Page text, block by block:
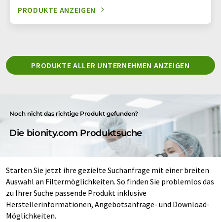
PRODUKTE ANZEIGEN
PRODUKTE ALLER UNTERNEHMEN ANZEIGEN
Noch nicht das richtige Produkt gefunden?
Die bionity.com Produktsuche
Starten Sie jetzt ihre gezielte Suchanfrage mit einer breiten
Auswahl an Filtermöglichkeiten. So finden Sie problemlos das
zu Ihrer Suche passende Produkt inklusive
Herstellerinformationen, Angebotsanfrage- und Download-
Möglichkeiten.